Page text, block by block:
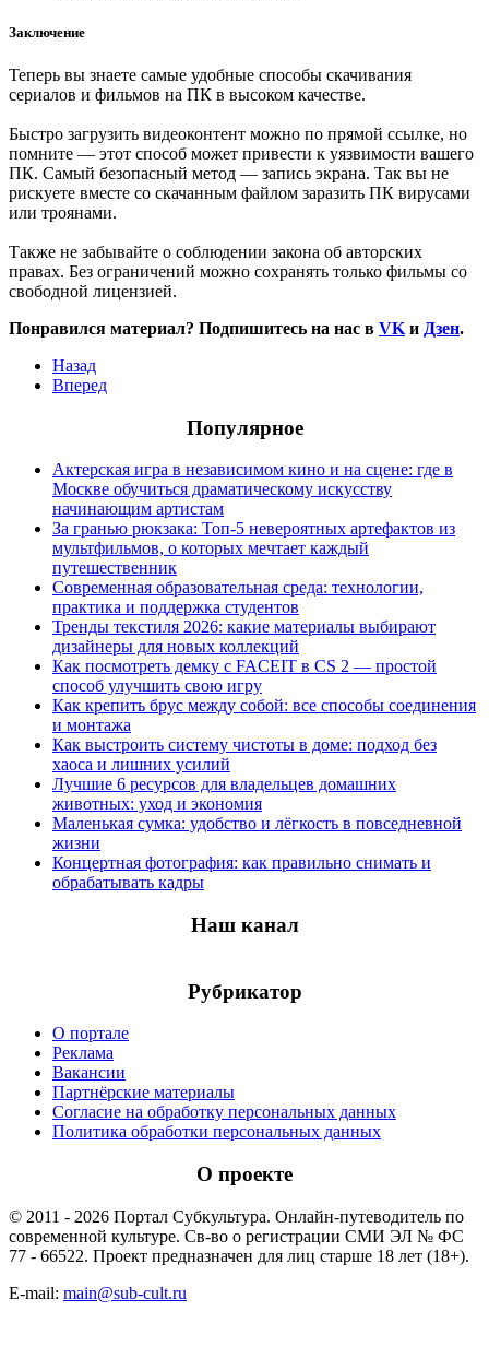
Заключение
Теперь вы знаете самые удобные способы скачивания
сериалов и фильмов на ПК в высоком качестве.
Быстро загрузить видеоконтент можно по прямой ссылке, но
помните — этот способ может привести к уязвимости вашего
ПК. Самый безопасный метод — запись экрана. Так вы не
рискуете вместе со скачанным файлом заразить ПК вирусами
или троянами.
Также не забывайте о соблюдении закона об авторских
правах. Без ограничений можно сохранять только фильмы со
свободной лицензией.
Понравился материал? Подпишитесь на нас в VK и Дзен.
Назад
Вперед
Популярное
Актерская игра в независимом кино и на сцене: где в
Москве обучиться драматическому искусству
начинающим артистам
За гранью рюкзака: Топ-5 невероятных артефактов из
мультфильмов, о которых мечтает каждый
путешественник
Современная образовательная среда: технологии,
практика и поддержка студентов
Тренды текстиля 2026: какие материалы выбирают
дизайнеры для новых коллекций
Как посмотреть демку с FACEIT в CS 2 — простой
способ улучшить свою игру
Как крепить брус между собой: все способы соединения
и монтажа
Как выстроить систему чистоты в доме: подход без
хаоса и лишних усилий
Лучшие 6 ресурсов для владельцев домашних
животных: уход и экономия
Маленькая сумка: удобство и лёгкость в повседневной
жизни
Концертная фотография: как правильно снимать и
обрабатывать кадры
Наш канал
Рубрикатор
О портале
Реклама
Вакансии
Партнёрские материалы
Согласие на обработку персональных данных
Политика обработки персональных данных
О проекте
© 2011 - 2026 Портал Субкультура. Онлайн-путеводитель по
современной культуре. Св-во о регистрации СМИ ЭЛ № ФС
77 - 66522. Проект предназначен для лиц старше 18 лет (18+).
E-mail: main@sub-cult.ru